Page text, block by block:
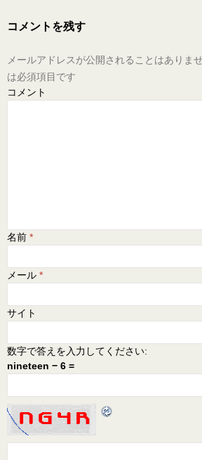
コメントを残す
メールアドレスが公開されることはありませ
は必須項目です
コメント
名前 *
メール *
サイト
数字で答えを入力してください:
nineteen − 6 =